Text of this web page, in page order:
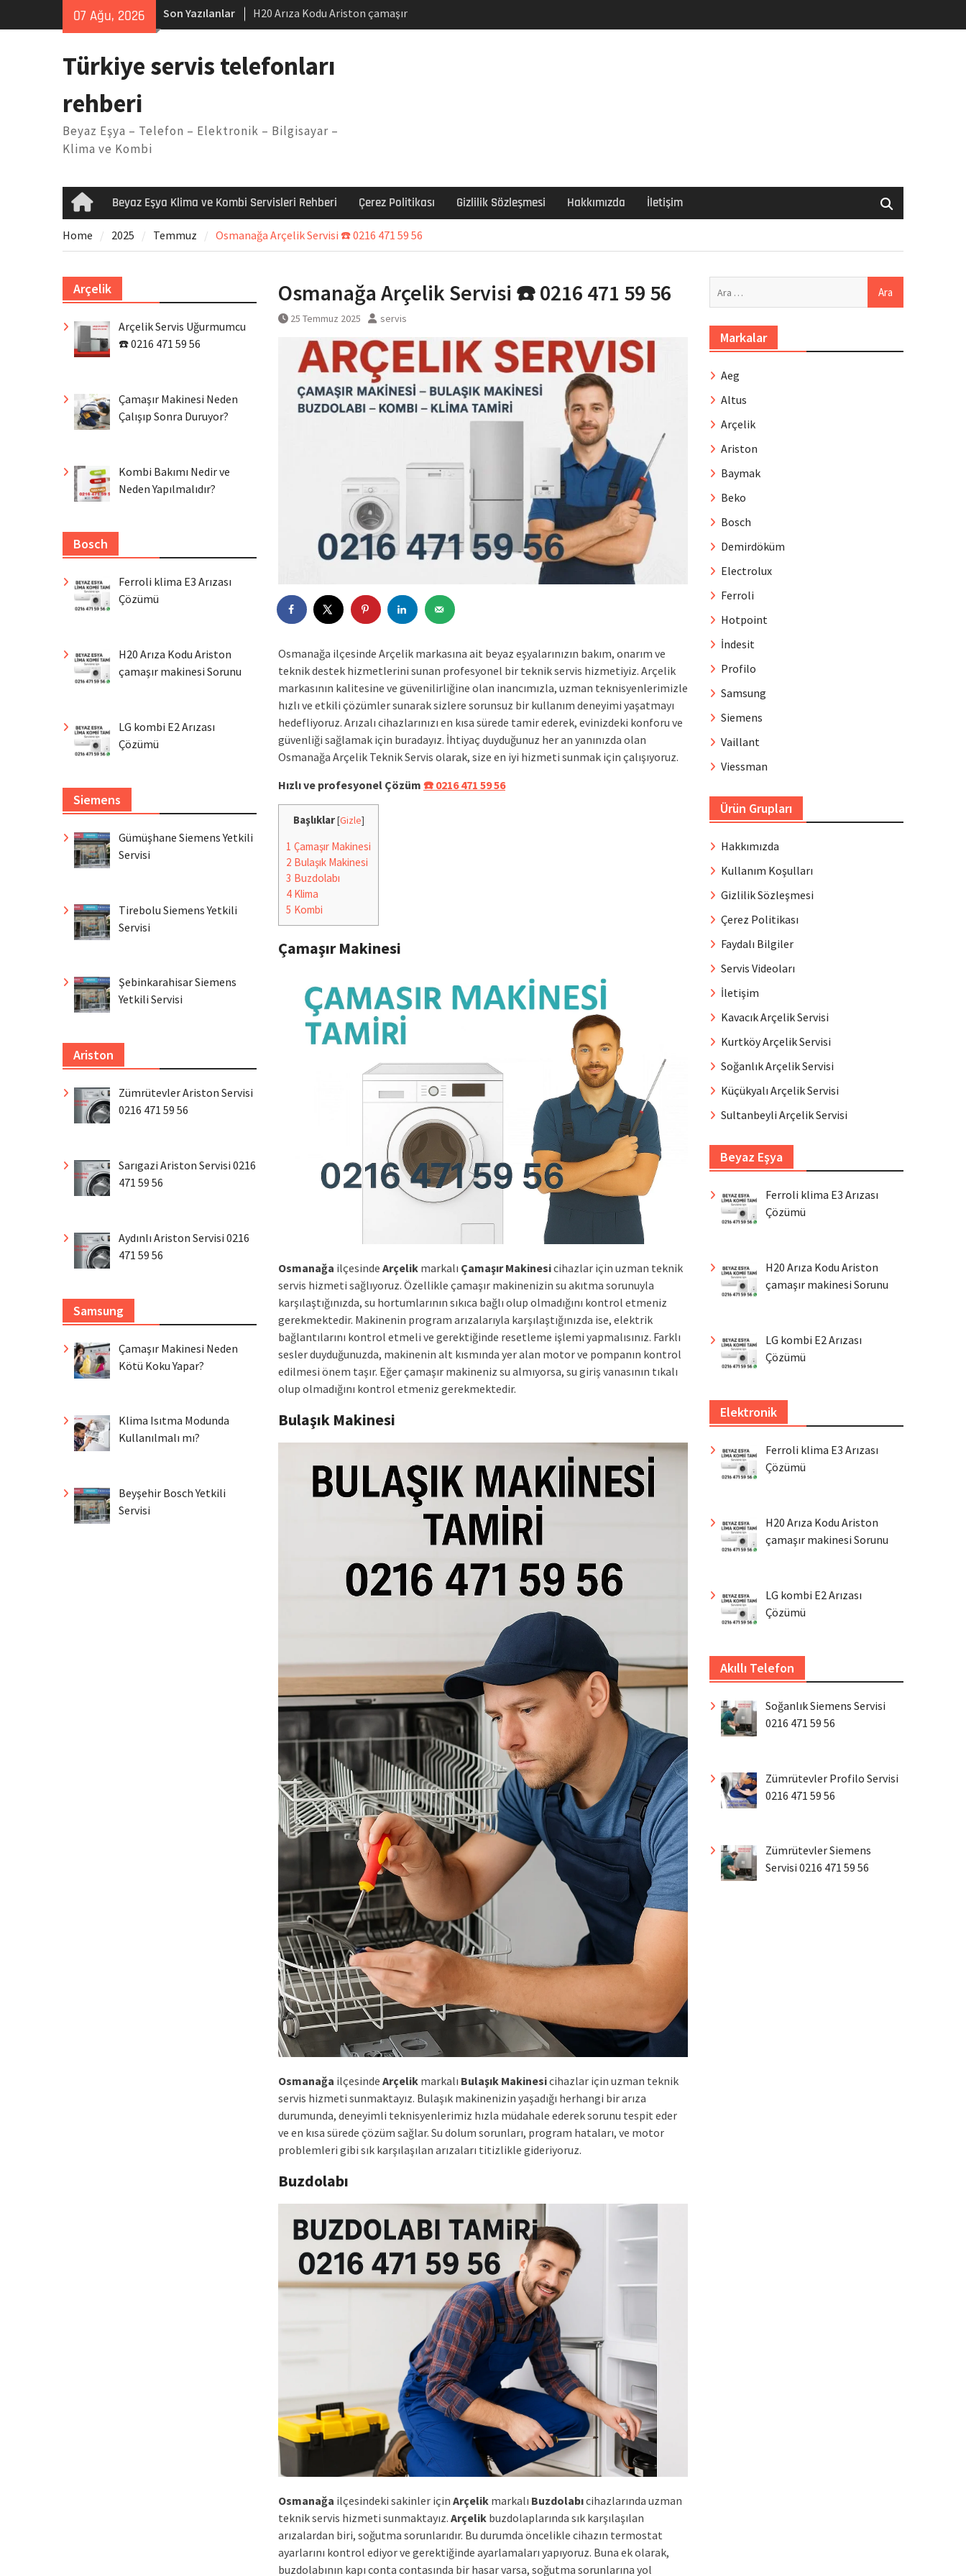
07 Ağu, 2026 Son Yazılanlar
H20 Arıza Kodu Ariston çamaşır
makinesi Sorunu
Arçelik buzdolabı F5 Hatası Çözüm
Ferroli klima E3 Arızası Çözümü
Türkiye servis telefonları
rehberi
Beyaz Eşya – Telefon – Elektronik – Bilgisayar –
Klima ve Kombi
HomeBeyaz Eşya Klima ve Kombi Servisleri Rehberi Çerez Politikası Gizlilik Sözleşmesi Hakkımızda İletişim
Home 2025 Temmuz Osmanağa Arçelik Servisi ☎️ 0216 471 59 56
Osmanağa Arçelik Servisi ☎️ 0216 471 59 56
25 Temmuz 2025 servis
Osmanağa ilçesinde Arçelik markasına ait beyaz eşyalarınızın bakım, onarım ve
teknik destek hizmetlerini sunan profesyonel bir teknik servis hizmetiyiz. Arçelik
markasının kalitesine ve güvenilirliğine olan inancımızla, uzman teknisyenlerimizle
hızlı ve etkili çözümler sunarak sizlere sorunsuz bir kullanım deneyimi yaşatmayı
hedefliyoruz. Arızalı cihazlarınızı en kısa sürede tamir ederek, evinizdeki konforu ve
güvenliği sağlamak için buradayız. İhtiyaç duyduğunuz her an yanınızda olan
Osmanağa Arçelik Teknik Servis olarak, size en iyi hizmeti sunmak için çalışıyoruz.
Hızlı ve profesyonel Çözüm ☎️ 0216 471 59 56
Başlıklar [Gizle]
1 Çamaşır Makinesi
2 Bulaşık Makinesi
3 Buzdolabı
4 Klima
5 Kombi
Çamaşır Makinesi
Osmanağa ilçesinde Arçelik markalı Çamaşır Makinesicihazlar için uzman teknik
servis hizmeti sağlıyoruz. Özellikle çamaşır makinenizin su akıtma sorunuyla
karşılaştığınızda, su hortumlarının sıkıca bağlı olup olmadığını kontrol etmeniz
gerekmektedir. Makinenin program arızalarıyla karşılaştığınızda ise, elektrik
bağlantılarını kontrol etmeli ve gerektiğinde resetleme işlemi yapmalısınız. Farklı
sesler duyduğunuzda, makinenin alt kısmında yer alan motor ve pompanın kontrol
edilmesi önem taşır. Eğer çamaşır makineniz su almıyorsa, su giriş vanasının tıkalı
olup olmadığını kontrol etmeniz gerekmektedir.
Bulaşık Makinesi
Osmanağa ilçesinde Arçelik markalı Bulaşık Makinesicihazlar için uzman teknik
servis hizmeti sunmaktayız. Bulaşık makinenizin yaşadığı herhangi bir arıza
durumunda, deneyimli teknisyenlerimiz hızla müdahale ederek sorunu tespit eder
ve en kısa sürede çözüm sağlar. Su dolum sorunları, program hataları, ve motor
problemleri gibi sık karşılaşılan arızaları titizlikle gideriyoruz.
Buzdolabı
Osmanağa ilçesindeki sakinler için Arçelik markalı Buzdolabıcihazlarında uzman
teknik servis hizmeti sunmaktayız. Arçelik buzdolaplarında sık karşılaşılan
arızalardan biri, soğutma sorunlarıdır. Bu durumda öncelikle cihazın termostat
ayarlarını kontrol ediyor ve gerektiğinde ayarlamaları yapıyoruz. Buna ek olarak,
buzdolabının kapı conta contasında bir hasar varsa, soğutma sorunlarına yol
Markalar
Aeg
Altus
Arçelik
Ariston
Baymak
Beko
Bosch
Demirdöküm
Electrolux
Ferroli
Hotpoint
İndesit
Profilo
Samsung
Siemens
Vaillant
Viessman
Ürün Grupları
Hakkımızda
Kullanım Koşulları
Gizlilik Sözleşmesi
Çerez Politikası
Faydalı Bilgiler
Servis Videoları
İletişim
Kavacık Arçelik Servisi
Kurtköy Arçelik Servisi
Soğanlık Arçelik Servisi
Küçükyalı Arçelik Servisi
Sultanbeyli Arçelik Servisi
Beyaz Eşya
Ferroli klima E3 Arızası
Çözümü
H20 Arıza Kodu Ariston
çamaşır makinesi Sorunu
LG kombi E2 Arızası
Çözümü
Elektronik
Ferroli klima E3 Arızası
Çözümü
H20 Arıza Kodu Ariston
çamaşır makinesi Sorunu
LG kombi E2 Arızası
Çözümü
Akıllı Telefon
Soğanlık Siemens Servisi
0216 471 59 56
Zümrütevler Profilo Servisi
0216 471 59 56
Zümrütevler Siemens
Servisi 0216 471 59 56
Arçelik
Arçelik Servis Uğurmumcu
☎️ 0216 471 59 56
Çamaşır Makinesi Neden
Çalışıp Sonra Duruyor?
Kombi Bakımı Nedir ve
Neden Yapılmalıdır?
Bosch
Ferroli klima E3 Arızası
Çözümü
H20 Arıza Kodu Ariston
çamaşır makinesi Sorunu
LG kombi E2 Arızası
Çözümü
Siemens
Gümüşhane Siemens Yetkili
Servisi
Tirebolu Siemens Yetkili
Servisi
Şebinkarahisar Siemens
Yetkili Servisi
Ariston
Zümrütevler Ariston Servisi
0216 471 59 56
Sarıgazi Ariston Servisi 0216
471 59 56
Aydınlı Ariston Servisi 0216
471 59 56
Samsung
Çamaşır Makinesi Neden
Kötü Koku Yapar?
Klima Isıtma Modunda
Kullanılmalı mı?
Beyşehir Bosch Yetkili
Servisi